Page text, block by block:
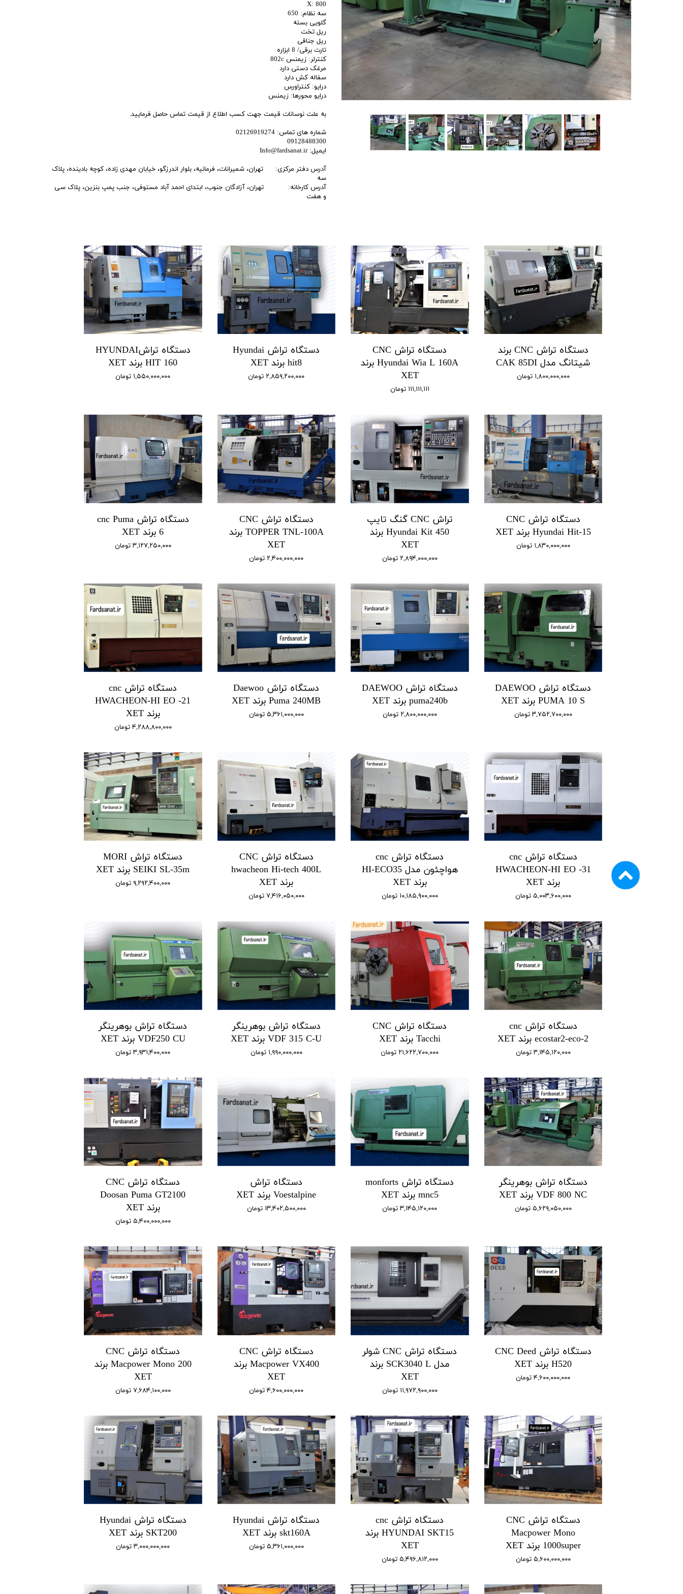
ماشین آلات و تجهیزات پرسکاری
ماشین آلات و تجهیزات کارگاهی
ماشین آلات و تجهیزات رباتیک
مصالح ساختمان
X: 800
سه نظام: 650
گلویی بسته
ریل تخت
ریل جناقی
تارت برقی/ 8 ابزاره
کنترلر: زیمنس 802c
مرغک دستی دارد
سفاله کش دارد
درایو: کنتراورس
درایو محورها: زیمنس
به علت نوسانات قیمت جهت کسب اطلاع از قیمت تماس حاصل فرمایید.
شماره های تماس: 02126919274
09128488300
ایمیل: Info@fardsanat.ir
آدرس دفتر مرکزی: تهران، شمیرانات، فرمانیه، بلوار اندرزگو، خیابان مهدی زاده، کوچه بادینده، پلاک
سه
آدرس کارخانه: تهران، آزادگان جنوب، ابتدای احمد آباد مستوفی، جنب پمپ بنزین، پلاک سی
و هفت
دستگاه تراش CNC برند
شیتانگ مدل CAK 85DI
۱,۸۰۰,۰۰۰,۰۰۰ تومان
دستگاه تراش CNC
Hyundai Wia L 160A برند
XET
۱۱۱,۱۱۱,۱۱۱ تومان
دستگاه تراش Hyundai
hit8 برند XET
۲,۸۵۹,۲۰۰,۰۰۰ تومان
دستگاه تراشHYUNDAI
HIT 160 برند XET
۱,۵۵۰,۰۰۰,۰۰۰ تومان
دستگاه تراش CNC
Hyundai Hit-15 برند XET
۱,۸۳۰,۰۰۰,۰۰۰ تومان
تراش CNC گنگ تایپ
Hyundai Kit 450 برند
XET
۲,۸۹۴,۰۰۰,۰۰۰ تومان
دستگاه تراش CNC
TOPPER TNL-100A برند
XET
۲,۴۰۰,۰۰۰,۰۰۰ تومان
دستگاه تراش cnc Puma
6 برند XET
۳,۱۲۷,۲۵۰,۰۰۰ تومان
دستگاه تراش DAEWOO
PUMA 10 S برند XET
۳,۷۵۲,۷۰۰,۰۰۰ تومان
دستگاه تراش DAEWOO
puma240b برند XET
۲,۸۰۰,۰۰۰,۰۰۰ تومان
دستگاه تراش Daewoo
Puma 240MB برند XET
۵,۳۶۱,۰۰۰,۰۰۰ تومان
دستگاه تراش cnc
HWACHEON-HI EO -21
برند XET
۴,۲۸۸,۸۰۰,۰۰۰ تومان
دستگاه تراش cnc
HWACHEON-HI EO -31
برند XET
۵,۰۰۳,۶۰۰,۰۰۰ تومان
دستگاه تراش cnc
هواچئون مدل HI-ECO35
برند XET
۱۰,۱۸۵,۹۰۰,۰۰۰ تومان
دستگاه تراش CNC
hwacheon Hi-tech 400L
برند XET
۷,۴۱۶,۰۵۰,۰۰۰ تومان
دستگاه تراش MORI
SEIKI SL-35m برند XET
۹,۲۹۲,۴۰۰,۰۰۰ تومان
دستگاه تراش cnc
ecostar2-eco-2 برند XET
۳,۱۴۵,۱۲۰,۰۰۰ تومان
دستگاه تراش CNC
Tacchi برند XET
۲۱,۶۲۲,۷۰۰,۰۰۰ تومان
دستگاه تراش بوهرینگر
VDF 315 C-U برند XET
۱,۹۹۰,۰۰۰,۰۰۰ تومان
دستگاه تراش بوهرینگر
VDF250 CU برند XET
۳,۹۳۱,۴۰۰,۰۰۰ تومان
دستگاه تراش بوهرینگر
VDF 800 NC برند XET
۵,۶۲۹,۰۵۰,۰۰۰ تومان
دستگاه تراش monforts
mnc5 برند XET
۳,۱۴۵,۱۲۰,۰۰۰ تومان
دستگاه تراش
Voestalpine برند XET
۱۳,۴۰۲,۵۰۰,۰۰۰ تومان
دستگاه تراش CNC
Doosan Puma GT2100
برند XET
۵,۴۰۰,۰۰۰,۰۰۰ تومان
دستگاه تراش CNC Deed
H520 برند XET
۴,۶۰۰,۰۰۰,۰۰۰ تومان
دستگاه تراش CNC شولر
مدل SCK3040 L برند
XET
۱۱,۹۷۲,۹۰۰,۰۰۰ تومان
دستگاه تراش CNC
Macpower VX400 برند
XET
۴,۶۰۰,۰۰۰,۰۰۰ تومان
دستگاه تراش CNC
Macpower Mono 200 برند
XET
۷,۶۸۴,۱۰۰,۰۰۰ تومان
دستگاه تراش CNC
Macpower Mono
1000super برند XET
۵,۶۰۰,۰۰۰,۰۰۰ تومان
دستگاه تراش cnc
HYUNDAI SKT15 برند
XET
۵,۴۹۶,۸۱۲,۰۰۰ تومان
دستگاه تراش Hyundai
skt160A برند XET
۵,۳۶۱,۰۰۰,۰۰۰ تومان
دستگاه تراش Hyundai
SKT200 برند XET
۳,۰۰۰,۰۰۰,۰۰۰ تومان